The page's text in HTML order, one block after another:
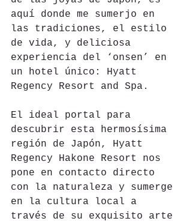
aquí donde me sumerjo en
las tradiciones, el estilo
de vida, y deliciosa
experiencia del ‘onsen’ en
un hotel único: Hyatt
Regency Resort and Spa.
El ideal portal para
descubrir esta hermosísima
región de Japón, Hyatt
Regency Hakone Resort nos
pone en contacto directo
con la naturaleza y sumerge
en la cultura local a
través de su exquisito arte